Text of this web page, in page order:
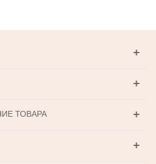
ТОВАРА